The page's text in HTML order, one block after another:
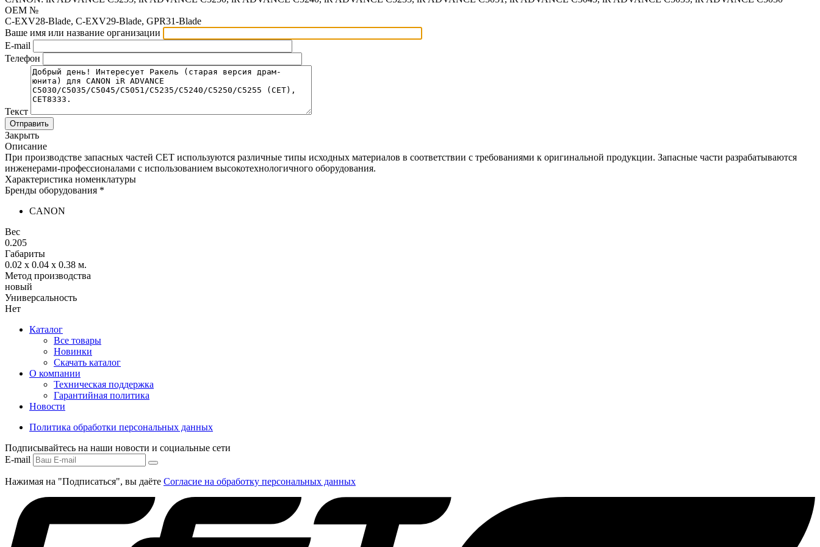
OEM №
C-EXV28-Blade, C-EXV29-Blade, GPR31-Blade
Ваше имя или название организации
E-mail
Телефон
Текст
Отправить
Закрыть
Описание
При производстве запасных частей CET используются различные типы исходных материалов в соответствии с требованиями к оригинальной продукции. Запасные части разрабатываются
инженерами-профессионалами с использованием высокотехнологичного оборудования.
Характеристика номенклатуры
Бренды оборудования *
CANON
Вес
0.205
Габариты
0.02 x 0.04 x 0.38 м.
Метод производства
новый
Универсальность
Нет
Каталог
Все товары
Новинки
Скачать каталог
О компании
Техническая поддержка
Гарантийная политика
Новости
Политика обработки персональных данных
Подписывайтесь на наши новости и социальные сети
E-mail
Нажимая на "Подписаться", вы даёте Согласие на обработку персональных данных